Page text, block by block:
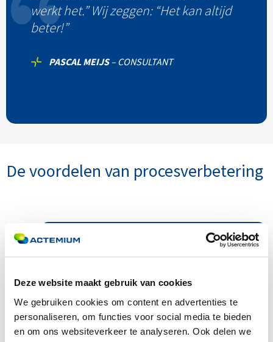
Deze website maakt gebruik van cookies
We gebruiken cookies om content en advertenties te
personaliseren, om functies voor social media te bieden
en om ons websiteverkeer te analyseren. Ook delen we
werkt het.” Wij zeggen: “Het kan altijd
beter!”
PASCAL MEIJS– CONSULTANT
De voordelen van procesverbetering
1
door minder verspilling, efficiëntere
workflows en optimaal gebruik van middelen